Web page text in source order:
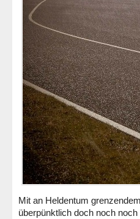
Mit an Heldentum
überpünktlich doch noch